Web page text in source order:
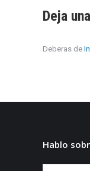
Deja
Deberas de
Hablo